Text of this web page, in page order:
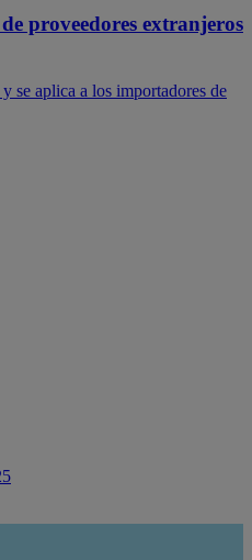
proveedores extranjeros
se aplica a los importadores de